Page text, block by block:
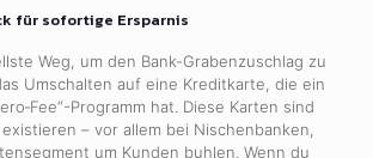
für sofortige Ersparnis
Weg, um den Bank-Grabenzuschlag zu
Umschalten auf eine Kreditkarte, die ein
Programm hat. Diese Karten sind
– vor allem bei Nischenbanken,
um Kunden buhlen. Wenn du